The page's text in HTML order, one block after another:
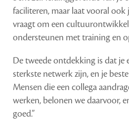
faciliteren, maar laat vooral
vraagt om een
ondersteunen met training en
De tweede ontdekking is dat je
sterkste netwerk zijn, en je
Mensen die een collega
werken, belonen we daarvoor,
goed.”